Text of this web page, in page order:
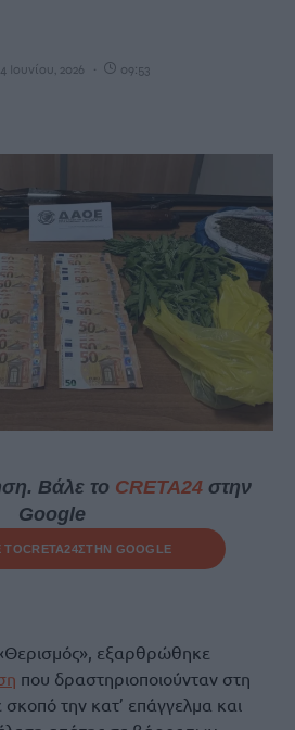
4 Ιουνίου, 2026 09:53
Βάλε το CRETA24στην
Google
ΤΟCRETA24ΣΤΗΝ GOOGLE
εξαρθρώθηκε
που δραστηριοποιούνταν στη
την κατ’ επάγγελμα και